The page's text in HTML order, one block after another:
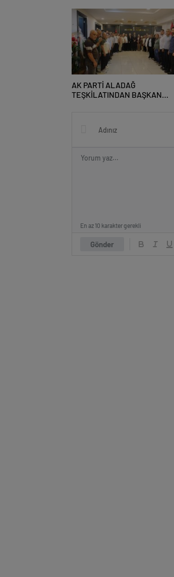
AK PARTİ ALADAĞ
TEŞKİLATINDAN BAŞKAN
Gönder
En az 10 karakter gerekli